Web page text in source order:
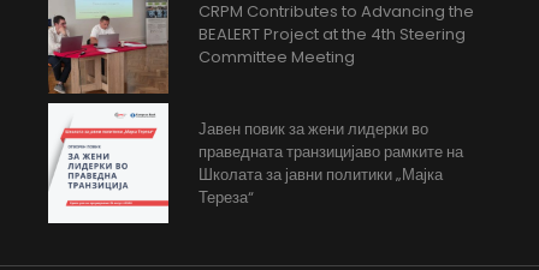
CRPM Contributes to Advancing the
BEALERT Project at the 4th Steering
Committee Meeting
Јавен повик за жени лидерки во
праведната транзицијаво рамките на
Школата за јавни политики „Мајка
Тереза“